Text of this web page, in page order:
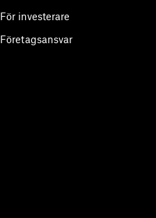
För investerare
Företagsansvar